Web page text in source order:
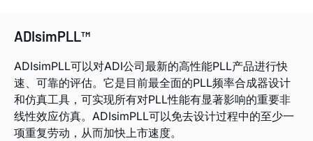
ADIsimPLL™
ADIsimPLL可以对ADI公司最新的高性能PLL产品进行快
速、可靠的评估。它是目前最全面的PLL频率合成器设计
和仿真工具，可实现所有对PLL性能有显著影响的重要非
线性效应仿真。ADIsimPLL可以免去设计过程中的至少一
项重复劳动，从而加快上市速度。